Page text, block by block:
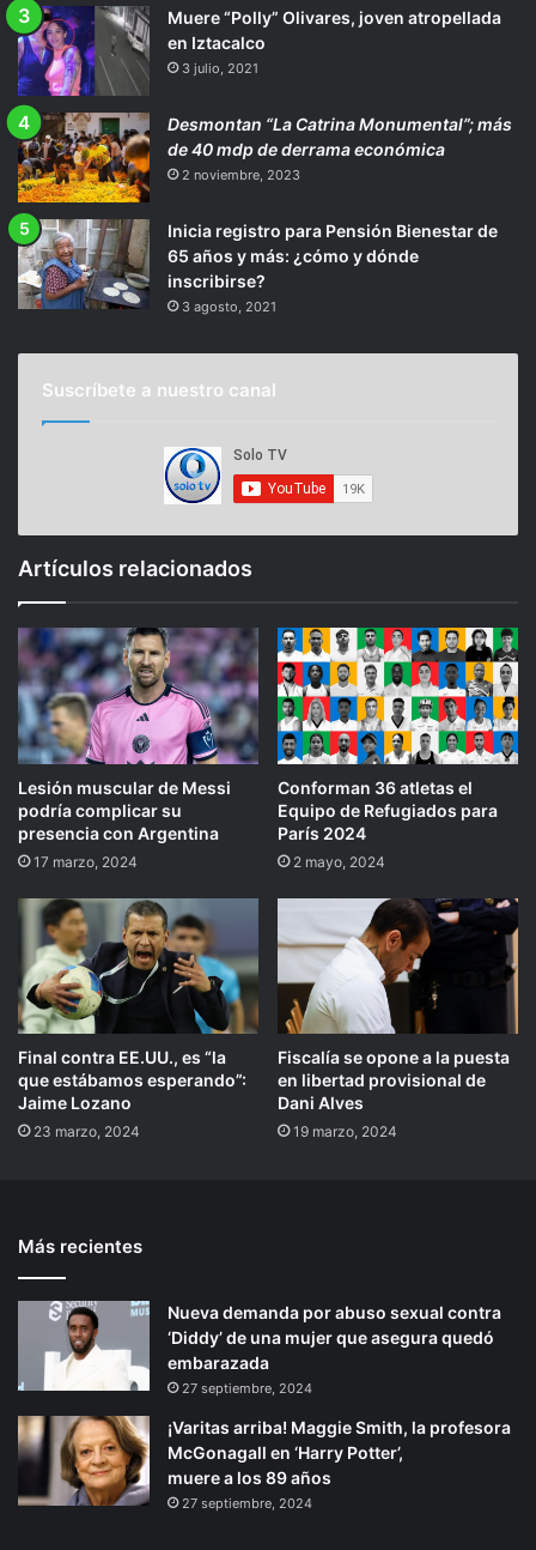
Muere “Polly” Olivares, joven atropellada
en Iztacalco
3 julio, 2021
Desmontan “La Catrina Monumental”; más
de 40 mdp de derrama económica
2 noviembre, 2023
Inicia registro para Pensión Bienestar de
65 años y más: ¿cómo y dónde
inscribirse?
3 agosto, 2021
Suscríbete a nuestro canal
Artículos relacionados
Lesión muscular de Messi
podría complicar su
presencia con Argentina
17 marzo, 2024
Conforman 36 atletas el
Equipo de Refugiados para
París 2024
2 mayo, 2024
Final contra EE.UU., es “la
que estábamos esperando”:
Jaime Lozano
23 marzo, 2024
Fiscalía se opone a la puesta
en libertad provisional de
Dani Alves
19 marzo, 2024
Más recientes
Nueva demanda por abuso sexual contra
‘Diddy’ de una mujer que asegura quedó
embarazada
27 septiembre, 2024
¡Varitas arriba! Maggie Smith, la profesora
McGonagall en ‘Harry Potter’,
muere a los 89 años
27 septiembre, 2024